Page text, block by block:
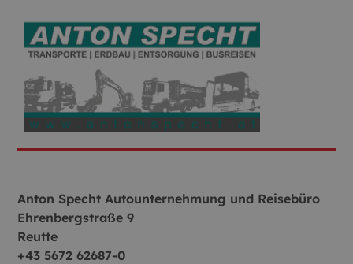
Anton Specht Autounternehmung und Reisebüro
Ehrenbergstraße 9
Reutte
+43 5672 62687-0